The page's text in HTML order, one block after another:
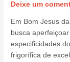
Deixe um
Em Bom Jesus
busca
especificidades
frigorífica de
é
recomendado?